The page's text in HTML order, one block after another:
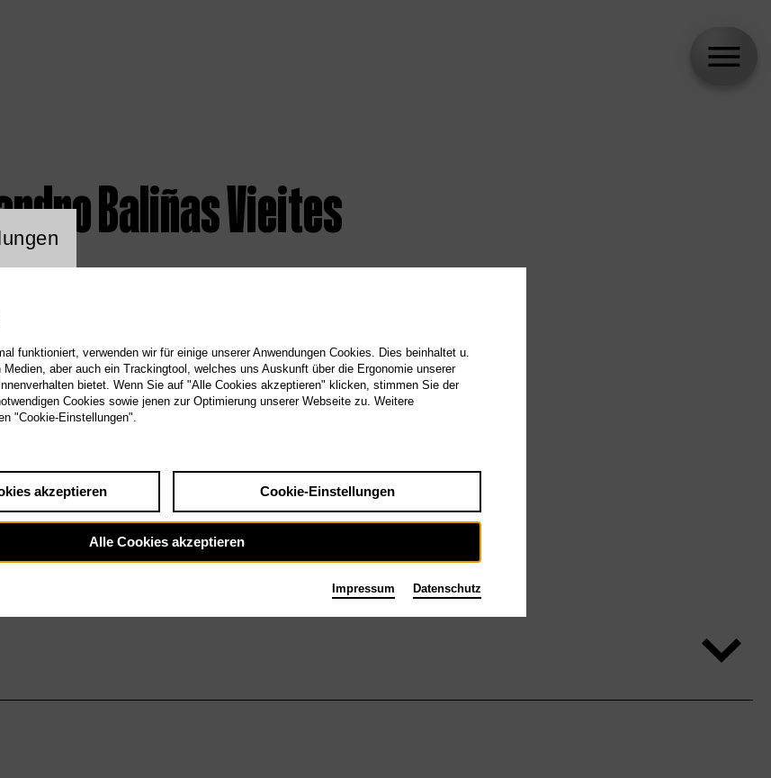
Baliñas Vieites
Cookie
funktioniert, verwenden wir für einige unserer Anwendungen Cookies. Dies beinhaltet u.
aber auch ein Trackingtool, welches uns Auskunft über die Ergonomie unserer
bietet. Wenn Sie auf "Alle Cookies akzeptieren" klicken, stimmen Sie der
Cookies sowie jenen zur Optimierung unserer Webseite zu. Weitere
"Cookie-Einstellungen".
akzeptieren Cookie-Einstellungen
Alle Cookies akzeptieren
Impressum Datenschutz